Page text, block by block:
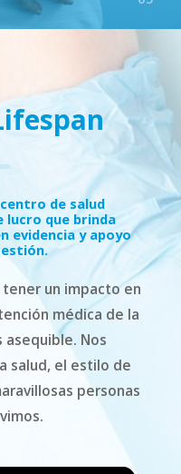
de salud
lucro que brinda
evidencia y apoyo
un impacto en
médica de la
asequible. Nos
salud, el estilo de
personas